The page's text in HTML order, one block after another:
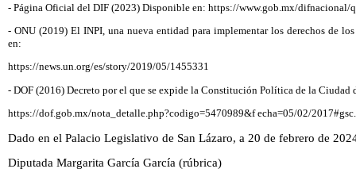
- Página Oficial del DIF (2023) Disponible en: https://www.gob.mx/difnacional/
- ONU (2019) El INPI, una nueva entidad para implementar los derechos de
en:
https://news.un.org/es/story/2019/05/1455331
- DOF (2016) Decreto por el que se expide la Constitución Política de la
https://dof.gob.mx/nota_detalle.php?codigo=5470989&f echa=05/02/
Dado en el Palacio Legislativo de San Lázaro, a 20 de febrero de
Diputada Margarita García García (rúbrica)